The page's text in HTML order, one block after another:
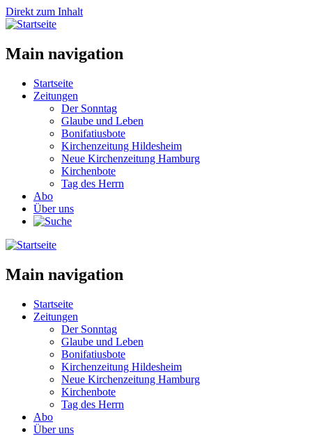
Direkt zum Inhalt
Main navigation
Startseite
Zeitungen
Der Sonntag
Glaube und Leben
Bonifatiusbote
Kirchenzeitung Hildesheim
Neue Kirchenzeitung Hamburg
Kirchenbote
Tag des Herrn
Abo
Über uns
Main navigation
Startseite
Zeitungen
Der Sonntag
Glaube und Leben
Bonifatiusbote
Kirchenzeitung Hildesheim
Neue Kirchenzeitung Hamburg
Kirchenbote
Tag des Herrn
Abo
Über uns